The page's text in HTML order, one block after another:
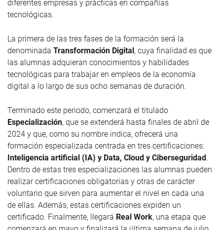
diferentes empresas y prácticas en compañías
tecnológicas.
La primera de las tres fases de la formación será la
denominada Transformación Digital , cuya finalidad es que
las alumnas adquieran conocimientos y habilidades
tecnológicas para trabajar en empleos de la economía
digital a lo largo de sus ocho semanas de duración.
Terminado este periodo, comenzará el titulado
Especialización, que se extenderá hasta finales de abril de
2024 y que, como su nombre indica, ofrecerá una
formación especializada centrada en tres certificaciones:
Inteligencia artificial (IA) y Data, Cloud y Ciberseguridad .
Dentro de estas tres especializaciones las alumnas pueden
realizar certificaciones obligatorias y otras de carácter
voluntario que sirven para aumentar el nivel en cada una
de ellas. Además, estas certificaciones expiden un
certificado. Finalmente, llegará Real Work, una etapa que